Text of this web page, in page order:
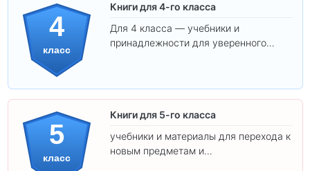
4
класс
Книги для 4-го класса
Для 4 класса — учебники и
принадлежности для уверенного
5
класс
Книги для 5-го класса
учебники и материалы для перехода к
новым предметам и